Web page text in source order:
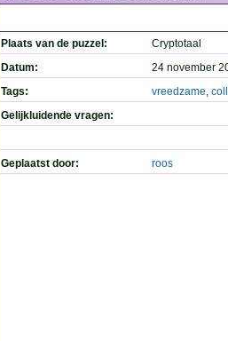
Plaats van de puzzel:
Cryptotaal
Datum:
24 november
Tags:
vreedzame,
Gelijkluidende vragen:
Geplaatst door: roos